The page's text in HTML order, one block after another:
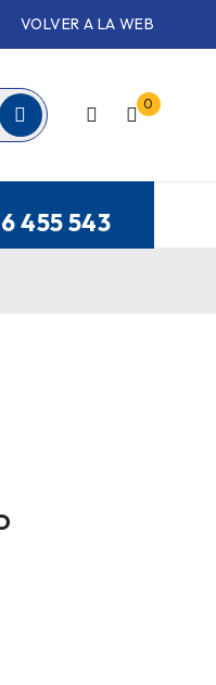
VOLVER A LA WEB
0
455 543